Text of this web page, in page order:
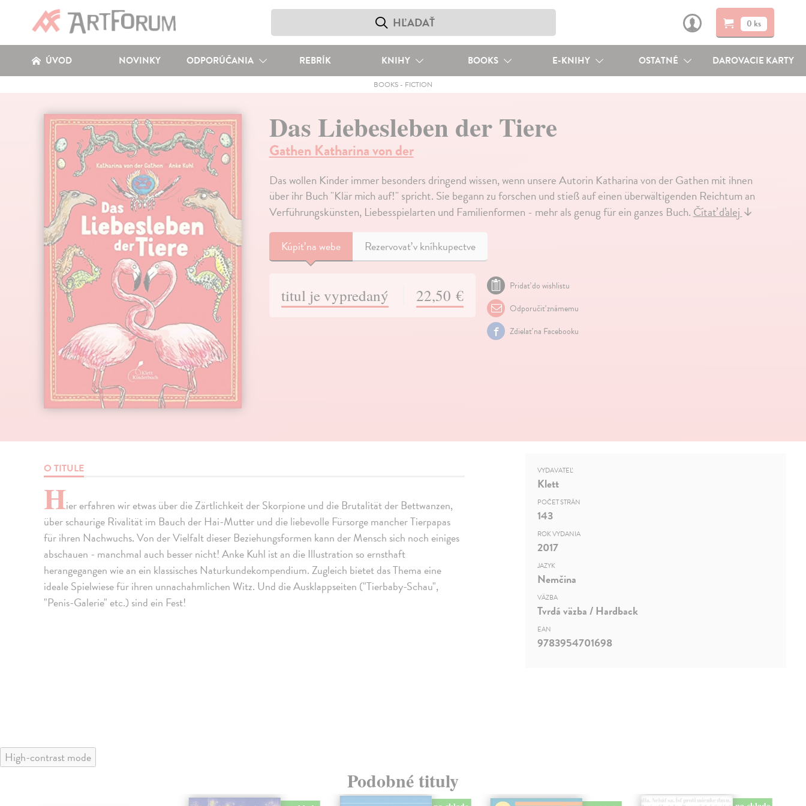
0 ks
ÚVOD NOVINKY ODPORÚČANIA REBRÍK KNIHY BOOKS E-KNIHY OSTATNÉ DAROVACIE KARTY
BOOKS- FICTION
Das Liebesleben der Tiere
Gathen Katharina von der
Das wollen Kinder immer besonders dringend wissen, wenn unsere Autorin Katharina von der Gathen mit ihnen
über ihr Buch "Klär mich auf!" spricht. Sie begann zu forschen und stieß auf einen überwältigenden Reichtum an
Verführungskünsten, Liebesspielarten und Familienformen - mehr als genug für ein ganzes Buch.Čítať ďalej↓
Kúpiťna webe Rezervovať v kníhkupectve
titul je vypredaný 22,50 €
Pridať do wishlistu
Odporučiť známemu
Zdielať na Facebooku
O TITULE
Hier erfahren wir etwas über die Zärtlichkeit der Skorpione und die Brutalität der Bettwanzen,
über schaurige Rivalität im Bauch der Hai-Mutter und die liebevolle Fürsorge mancher Tierpapas
für ihren Nachwuchs. Von der Vielfalt dieser Beziehungsformen kann der Mensch sich noch einiges
abschauen - manchmal auch besser nicht! Anke Kuhl ist an die Illustration so ernsthaft
herangegangen wie an ein klassisches Naturkundekompendium. Zugleich bietet das Thema eine
ideale Spielwiese für ihren unnachahmlichen Witz. Und die Ausklappseiten ("Tierbaby-Schau",
"Penis-Galerie" etc.) sind ein Fest!
VYDAVATEĽ
Klett
POČET STRÁN
143
ROK VYDANIA
2017
JAZYK
Nemčina
VÄZBA
Tvrdá väzba / Hardback
EAN
9783954701698
High-contrast mode
Podobné tituly